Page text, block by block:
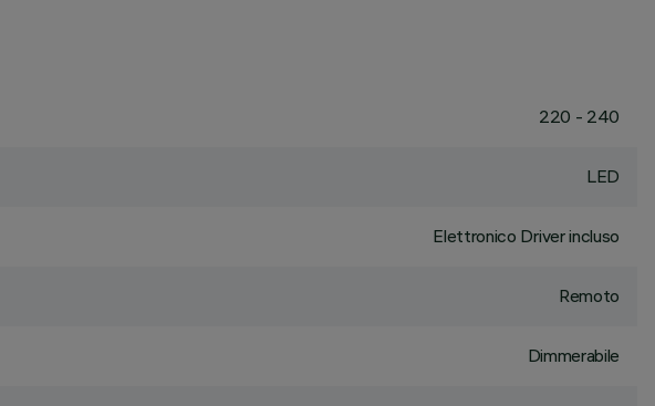
220 - 240
LED
Elettronico Driver incluso
Remoto
Dimmerabile